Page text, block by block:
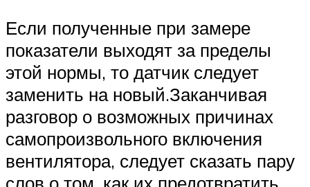
Если полученные при замере
показатели выходят за пределы
этой нормы, то датчик следует
заменить на новый.Заканчивая
разговор о возможных причинах
самопроизвольного включения
вентилятора, следует сказать пару